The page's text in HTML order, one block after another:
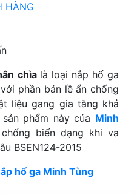
HÀNG
chìa là loại nắp hố ga
phần bản lề ẩn chống
liệu gang gia tăng khả
phẩm này của Minh
biến dạng khi va
BSEN124-2015
hố ga Minh Tùng